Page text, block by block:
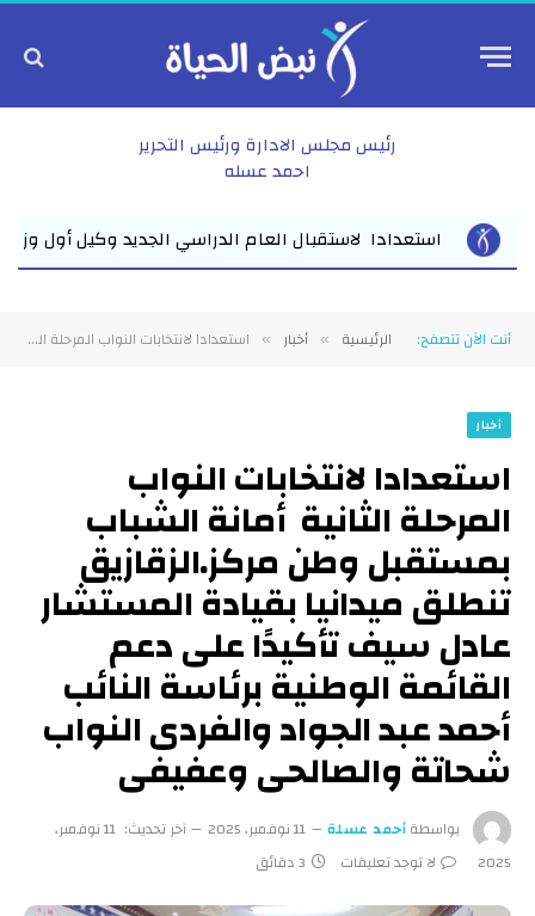
رئيس مجلس الادارة ورئيس التحرير
احمد عسله
أول وزارة التعليم بالشرقية يلتقي مديري مدارس المبادرة ا...
أنت الآن تتصفح: الرئيسية » أخبار » استعدادا لانتخابات النواب المرحلة الثانية أمانة الشباب بمستقبل وطن مركز.الزقازيق تنطلق ميدانيا بقيادة المستشار عادل سيف تأكيدًا على دعم القائمة الوطنية برئاسة النائب أحمد عبد الجواد والفردى النواب شحاتة والصالحى وعفيفى
أخبار
استعدادا لانتخابات النواب
المرحلة الثانية أمانة الشباب
بمستقبل وطن مركز.الزقازيق
تنطلق ميدانيا بقيادة المستشار
عادل سيف تأكيدًا على دعم
القائمة الوطنية برئاسة النائب
أحمد عبد الجواد والفردى النواب
شحاتة والصالحى وعفيفى
بواسطةأحمد عسلة 11 نوفمبر، 2025 آخر تحديث:
11 نوفمبر،
2025
لا توجد تعليقات 3 دقائق